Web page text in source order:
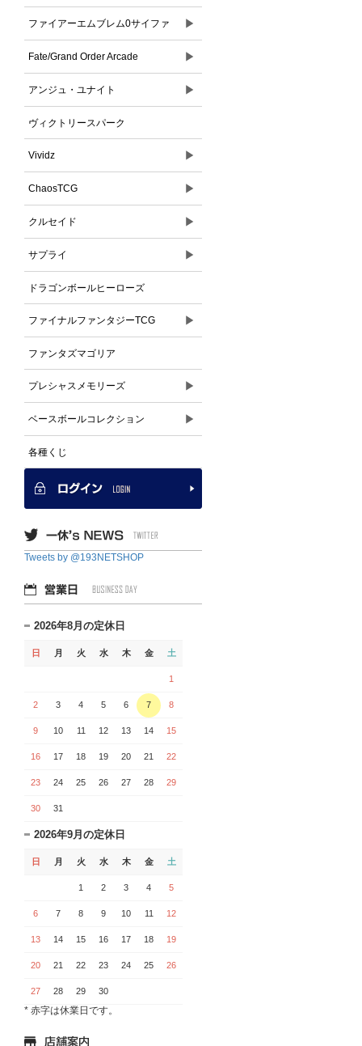
ファイアーエムブレム0サイファ ▶
Fate/Grand Order Arcade ▶
アンジュ・ユナイト ▶
ヴィクトリースパーク
Vividz ▶
ChaosTCG ▶
クルセイド ▶
サプライ ▶
ドラゴンボールヒーローズ
ファイナルファンタジーTCG ▶
ファンタズマゴリア
プレシャスメモリーズ ▶
ベースボールコレクション ▶
各種くじ
Tweets by @193NETSHOP
2026年8月の定休日
日 月 火 水 木 金 土
1
2 3 4 5 6 7 8
9 10 11 12 13 14 15
16 17 18 19 20 21 22
23 24 25 26 27 28 29
30 31
2026年9月の定休日
日 月 火 水 木 金 土
1 2 3 4 5
6 7 8 9 10 11 12
13 14 15 16 17 18 19
20 21 22 23 24 25 26
27 28 29 30
* 赤字は休業日です。